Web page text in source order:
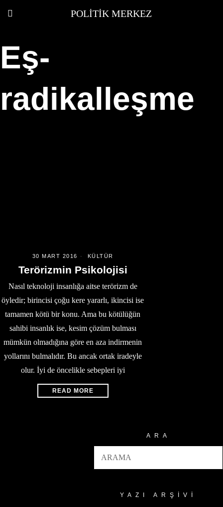
POLITIK MERKEZ
Eş-
radikalleşme
30 MART 2016 KÜLTÜR
Terörizmin Psikolojisi
Nasıl teknoloji insanlığa aitse terörizm de
öyledir; birincisi çoğu kere yararlı, ikincisi ise
tamamen kötü bir konu. Ama bu kötülüğün
sahibi insanlık ise, kesim çözüm bulması
mümkün olmadığına göre en aza indirmenin
yollarını bulmalıdır. Bu ancak ortak iradeyle
olur. İyi de öncelikle sebepleri iyi
READ MORE
ARA
YAZI ARŞIVI